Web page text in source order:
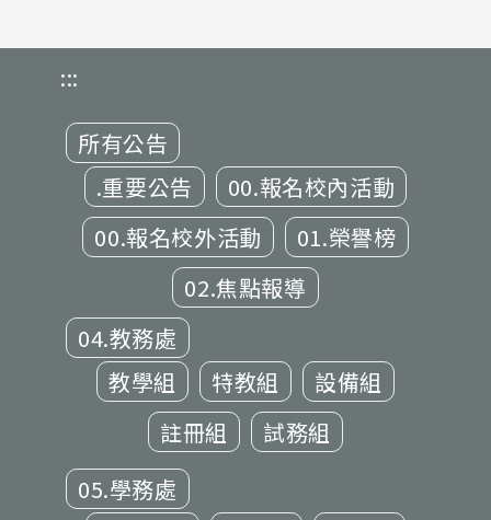
:::
所有公告
.重要公告
00.報名校內活動
00.報名校外活動
01.榮譽榜
02.焦點報導
04.教務處
教學組
特教組
設備組
註冊組
試務組
05.學務處